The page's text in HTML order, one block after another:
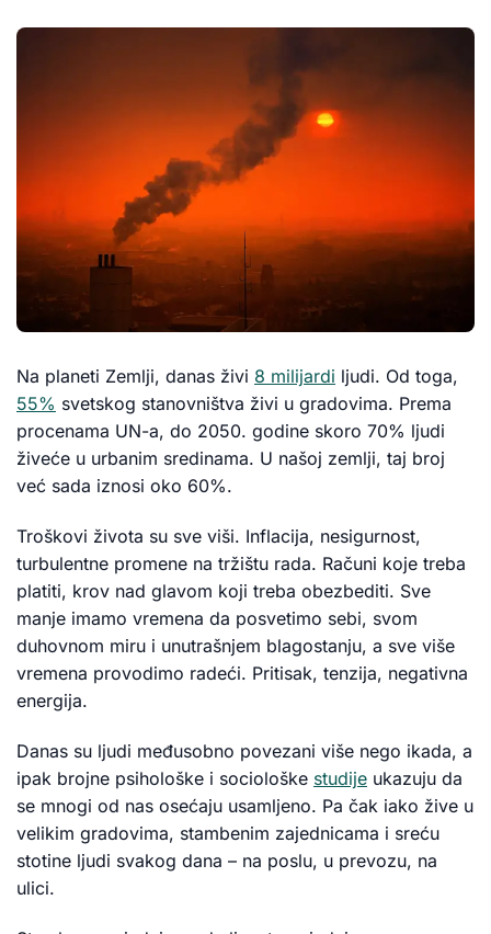
Na planeti Zemlji, danas živi 8 milijardi ljudi. Od toga,
55% svetskog stanovništva živi u gradovima. Prema
procenama UN-a, do 2050. godine skoro 70% ljudi
živeće u urbanim sredinama. U našoj zemlji, taj broj
već sada iznosi oko 60%.
Troškovi života su sve viši. Inflacija, nesigurnost,
turbulentne promene na tržištu rada. Računi koje treba
platiti, krov nad glavom koji treba obezbediti. Sve
manje imamo vremena da posvetimo sebi, svom
duhovnom miru i unutrašnjem blagostanju, a sve više
vremena provodimo radeći. Pritisak, tenzija, negativna
energija.
Danas su ljudi međusobno povezani više nego ikada, a
ipak brojne psihološke i sociološke studije ukazuju da
se mnogi od nas osećaju usamljeno. Pa čak iako žive u
velikim gradovima, stambenim zajednicama i sreću
stotine ljudi svakog dana – na poslu, u prevozu, na
ulici.